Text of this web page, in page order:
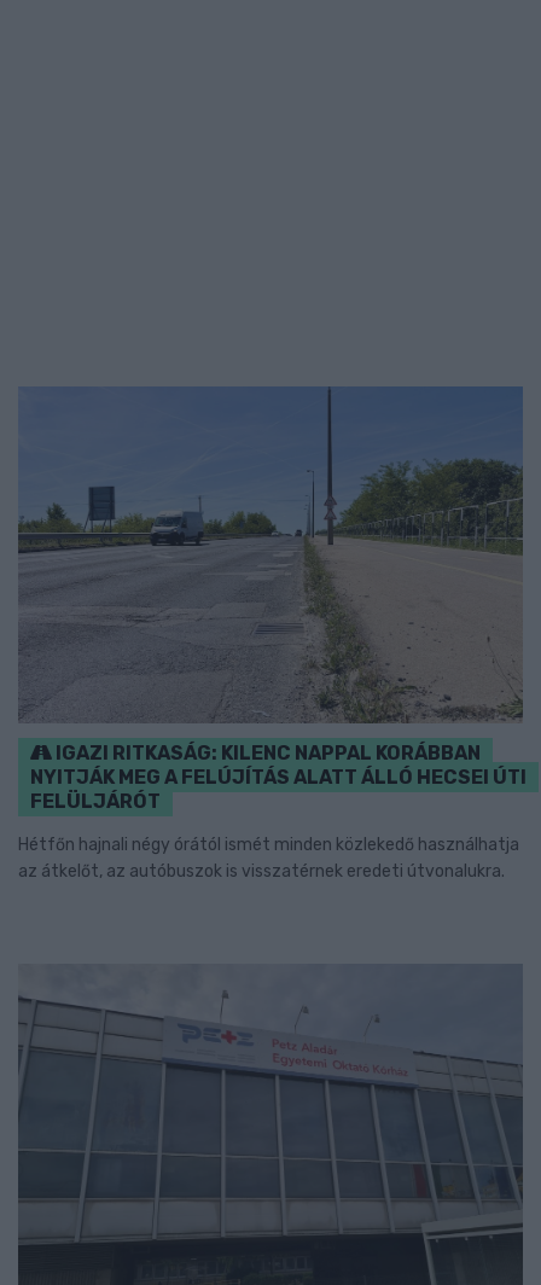
IGAZI RITKASÁG: KILENC NAPPAL KORÁBBAN
NYITJÁK MEG A FELÚJÍTÁS ALATT ÁLLÓ HECSEI ÚTI
FELÜLJÁRÓT
Hétfőn hajnali négy órától ismét minden közlekedő használhatja
az átkelőt, az autóbuszok is visszatérnek eredeti útvonalukra.